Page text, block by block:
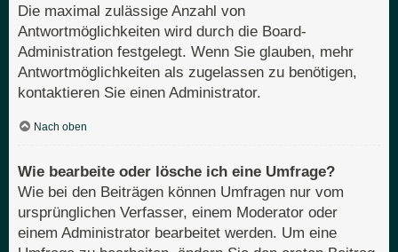
Die maximal zulässige Anzahl von
Antwortmöglichkeiten wird durch die Board-
Administration festgelegt. Wenn Sie glauben, mehr
Antwortmöglichkeiten als zugelassen zu benötigen,
kontaktieren Sie einen Administrator.
Nach oben
Wie bearbeite oder lösche ich eine Umfrage?
Wie bei den Beiträgen können Umfragen nur vom
ursprünglichen Verfasser, einem Moderator oder
einem Administrator bearbeitet werden. Um eine